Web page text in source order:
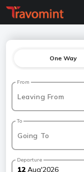
One Way
From
Leaving From
To
Going To
Departure
12 Aug'2026